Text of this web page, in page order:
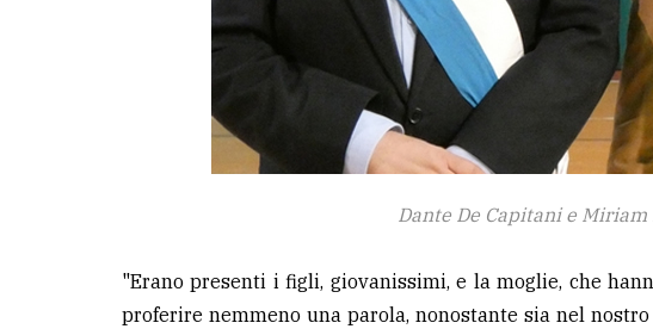
Dante De Capitani e
"Erano presenti i figli, giovanissimi, e la moglie, che
proferire nemmeno una parola, nonostante sia nel